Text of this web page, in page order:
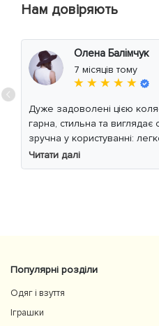
Нам довіряють
Олена Балімчук
7 місяців тому
★ ★ ★ ★ ★
Дуже задоволені цією
гарна, стильна та
зручна у користуванні:
м’який хід навіть по
комфортно, просторе
Читати далі
Популярні розділи
Одяг і взуття
Іграшки